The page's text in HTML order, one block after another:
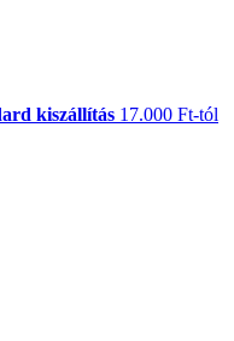
kiszállítás 17.000 Ft-tól